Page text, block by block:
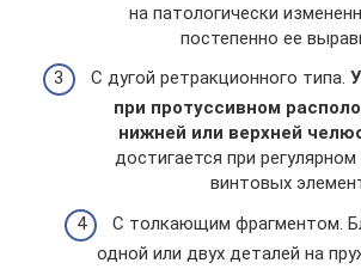
на патологически
постепенно ее
С дугой ретракционного типа.
при протуссивном
нижней или верхней
достигается при
винтовых
С толкающим фрагментом.
одной или двух деталей на